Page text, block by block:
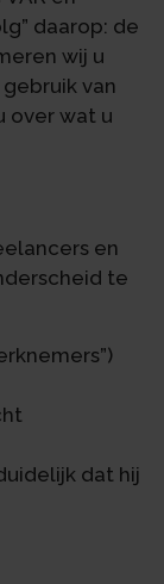
daarop: de
wij u
van
over wat u
en
te
dat hij